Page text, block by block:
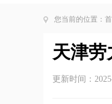
您当前的位置：
天津
更新时间：